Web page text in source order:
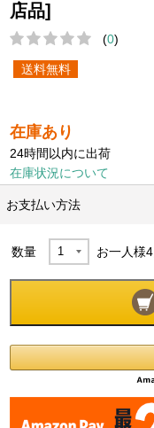
店品]
(0)
送料無料
在庫あり
24時間以内に出荷
在庫状況について
お支払い方法
数量 お一人様4